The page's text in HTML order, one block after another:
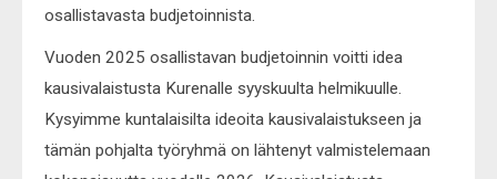
osallistavasta budjetoinnista.
Vuoden 2025 osallistavan budjetoinnin voitti idea
kausivalaistusta Kurenalle syyskuulta helmikuulle.
Kysyimme kuntalaisilta ideoita kausivalaistukseen ja
tämän pohjalta työryhmä on lähtenyt valmistelemaan